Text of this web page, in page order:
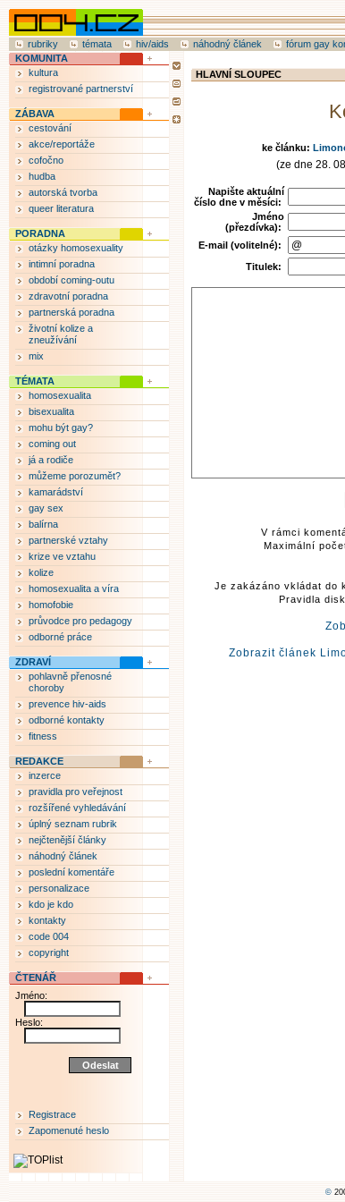
rubriky témata hiv/aids náhodný článek fórum gay
HLAVNÍ SLOUPEC
ke článku:
(ze dne 28.
Napište aktuální
číslo dne v měsíci:
Jméno
(přezdívka):
E-mail (volitelné):
Titulek:
V rámci
Maximální
Je zakázáno vkládat do
Pravidla
Zobrazit článek
KOMUNITA
kultura
registrované partnerství
ZÁBAVA
cestování
akce/reportáže
cofočno
hudba
autorská tvorba
queer literatura
PORADNA
otázky homosexuality
intimní poradna
období coming-outu
zdravotní poradna
partnerská poradna
životní kolize a
zneužívání
mix
TÉMATA
homosexualita
bisexualita
mohu být gay?
coming out
já a rodiče
můžeme porozumět?
kamarádství
gay sex
balírna
partnerské vztahy
krize ve vztahu
kolize
homosexualita a víra
homofobie
průvodce pro pedagogy
odborné práce
ZDRAVÍ
pohlavně přenosné
choroby
prevence hiv-aids
odborné kontakty
fitness
REDAKCE
inzerce
pravidla pro veřejnost
rozšířené vyhledávání
úplný seznam rubrik
nejčtenější články
náhodný článek
poslední komentáře
personalizace
kdo je kdo
kontakty
code 004
copyright
ČTENÁŘ
Jméno:
Heslo:
Registrace
Zapomenuté heslo
©